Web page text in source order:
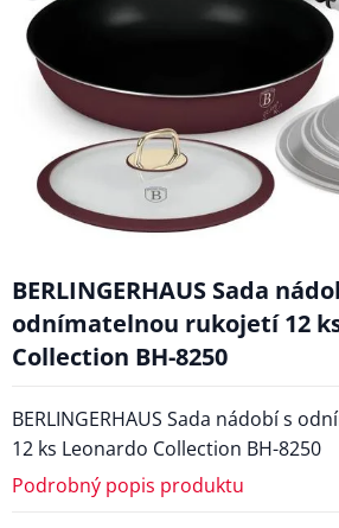
BERLINGERHAUS Sada
odnímatelnou rukojetí 12
Collection BH-8250
BERLINGERHAUS Sada nádobí s
12 ks Leonardo Collection BH-8250
Podrobný popis produktu